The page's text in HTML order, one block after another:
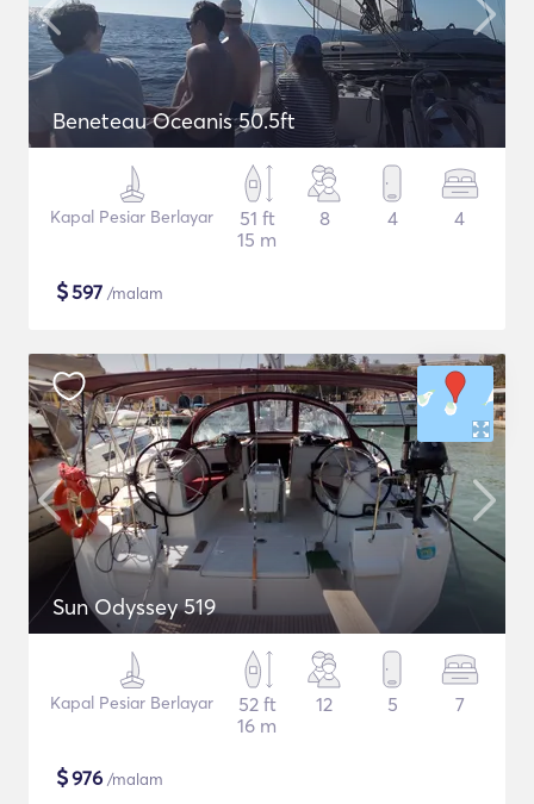
Beneteau Oceanis 50.5ft
Kapal Pesiar Berlayar
51 ft
15 m
8 4 4
$597 /malam
Sun Odyssey 519
Kapal Pesiar Berlayar
52 ft
16 m
12 5 7
$976 /malam